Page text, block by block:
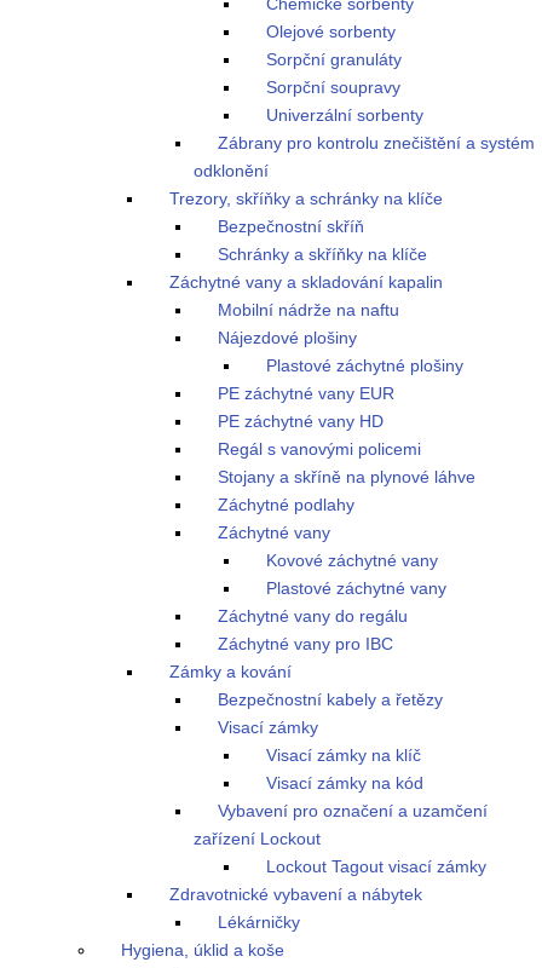
Chemické sorbenty
Olejové sorbenty
Sorpční granuláty
Sorpční soupravy
Univerzální sorbenty
Zábrany pro kontrolu znečištění a systém
odklonění
Trezory, skříňky a schránky na klíče
Bezpečnostní skříň
Schránky a skříňky na klíče
Záchytné vany a skladování kapalin
Mobilní nádrže na naftu
Nájezdové plošiny
Plastové záchytné plošiny
PE záchytné vany EUR
PE záchytné vany HD
Regál s vanovými policemi
Stojany a skříně na plynové láhve
Záchytné podlahy
Záchytné vany
Kovové záchytné vany
Plastové záchytné vany
Záchytné vany do regálu
Záchytné vany pro IBC
Zámky a kování
Bezpečnostní kabely a řetězy
Visací zámky
Visací zámky na klíč
Visací zámky na kód
Vybavení pro označení a uzamčení
zařízení Lockout
Lockout Tagout visací zámky
Zdravotnické vybavení a nábytek
Lékárničky
Hygiena, úklid a koše